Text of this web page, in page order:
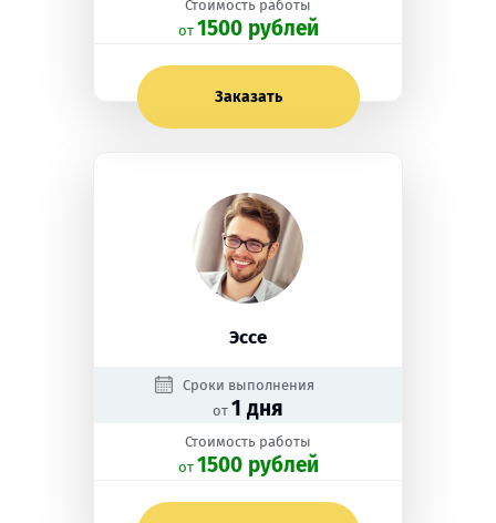
Стоимость работы
oт 1500 рублей
Заказать
Эссе
Сроки выполнения
от 1 дня
Стоимость работы
oт 1500 рублей